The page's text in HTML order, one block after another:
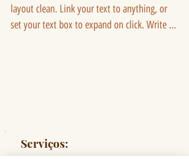
layout clean. Link your text to anything, or
set your text box to expand on click. Write
Serviços: